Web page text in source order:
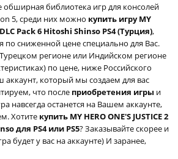
библиотека игр для консолей
5, среди них можно купить игру MY
DLC Pack 6 Hitoshi Shinso PS4 (Турция),
по сниженной цене специально для Вас.
регионе или Индийском регионе
по цене, ниже Российского
аккаунт, который мы создаем для вас
что после приобретения игры и
навсегда останется на Вашем аккаунте,
Хотите купить MY HERO ONE'S JUSTICE 2
для PS4 или PS5? Заказывайте скорее и
будет у вас на аккаунте) И заранее,